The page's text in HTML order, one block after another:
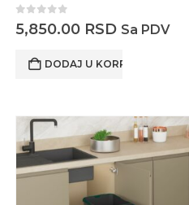
0out of 5
5,850.00 RSD Sa PDV
DODAJ U KORPU